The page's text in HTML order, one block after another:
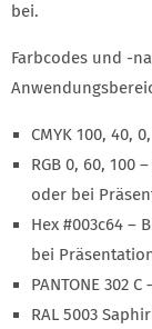
bei.
Farbcodes und -
CMYK 100, 40,
RGB 0, 60, 100
oder bei
Hex #003c64 –
bei
PANTONE 302
RAL 5003